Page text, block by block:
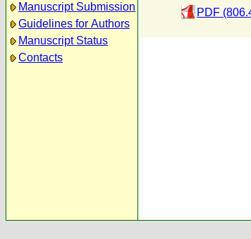
Manuscript Submission
Guidelines for Authors
Manuscript Status
Contacts
PDF